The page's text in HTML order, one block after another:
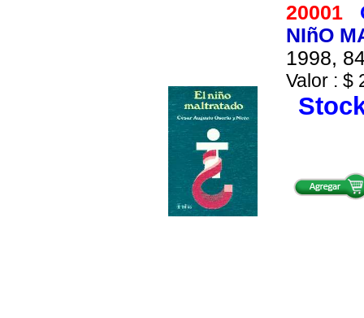
20001
NIñO
1998,
Valor : $